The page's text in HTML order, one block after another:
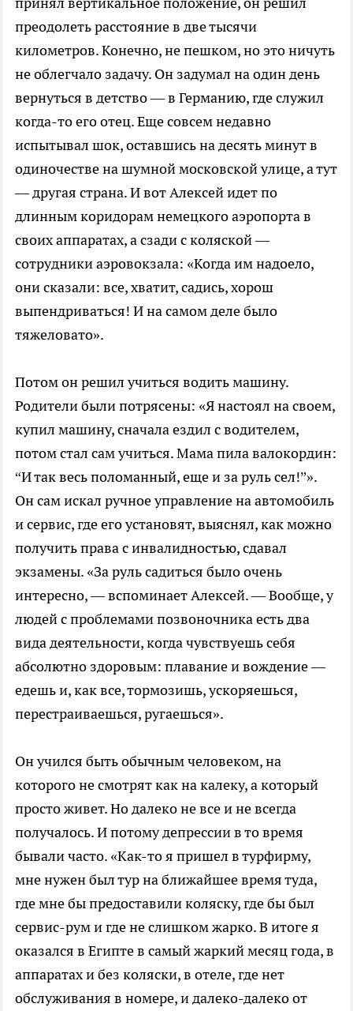
преодолеть расстояние в две тысячи
километров. Конечно, не пешком, но это ничуть
не облегчало задачу. Он задумал на один день
вернуться в детство — в Германию, где служил
когда-то его отец. Еще совсем недавно
испытывал шок, оставшись на десять минут в
одиночестве на шумной московской улице, а тут
— другая страна. И вот Алексей идет по
длинным коридорам немецкого аэропорта в
своих аппаратах, а сзади с коляской —
сотрудники аэровокзала: «Когда им надоело,
они сказали: все, хватит, садись, хорош
выпендриваться! И на самом деле было
тяжеловато».
Потом он решил учиться водить машину.
Родители были потрясены: «Я настоял на своем,
купил машину, сначала ездил с водителем,
потом стал сам учиться. Мама пила валокордин:
“И так весь поломанный, еще и за руль сел!”».
Он сам искал ручное управление на автомобиль
и сервис, где его установят, выяснял, как можно
получить права с инвалидностью, сдавал
экзамены. «За руль садиться было очень
интересно, — вспоминает Алексей. — Вообще, у
людей с проблемами позвоночника есть два
вида деятельности, когда чувствуешь себя
абсолютно здоровым: плавание и вождение —
едешь и, как все, тормозишь, ускоряешься,
перестраиваешься, ругаешься».
Он учился быть обычным человеком, на
которого не смотрят как на калеку, а который
просто живет. Но далеко не все и не всегда
получалось. И потому депрессии в то время
бывали часто. «Как-то я пришел в турфирму,
мне нужен был тур на ближайшее время туда,
где мне бы предоставили коляску, где бы был
сервис-рум и где не слишком жарко. В итоге я
оказался в Египте в самый жаркий месяц года, в
аппаратах и без коляски, в отеле, где нет
обслуживания в номере, и далеко-далеко от